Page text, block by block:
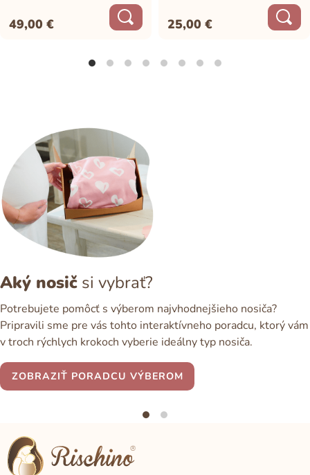
49,00€ 25,00€
Aký nosič si vybrať?
Potrebujete pomôcť s výberom najvhodnejšieho nosiča?
Pripravili sme pre vás tohto interaktívneho poradcu, ktorý vám
v troch rýchlych krokoch vyberie ideálny typ nosiča.
ZOBRAZIŤ PORADCU VÝBEROM